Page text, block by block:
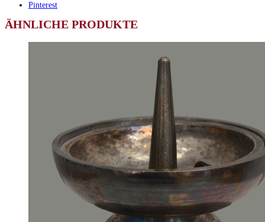
Pinterest
ÄHNLICHE PRODUKTE